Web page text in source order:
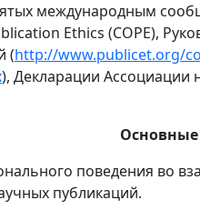
международным
Ethics (COPE),
(http://www.publicet.org/
), Декларации Ассоциации
поведения во
публикаций.